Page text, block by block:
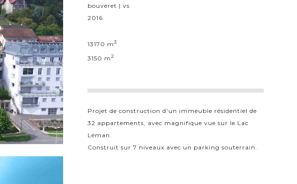
bouveret | vs
2016
13170 m3
3150 m2
Projet de construction d'un immeuble résidentiel de
32 appartements, avec magnifique vue sur le Lac
Léman.
Construit sur 7 niveaux avec un parking souterrain.